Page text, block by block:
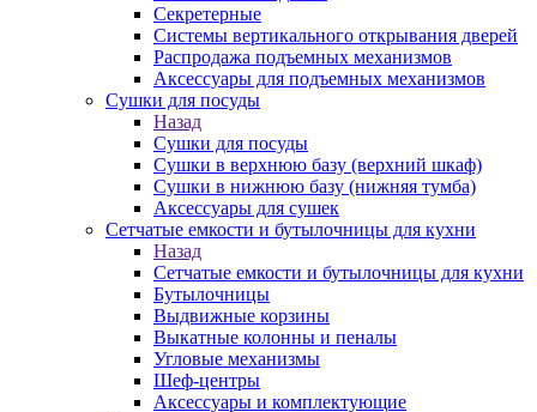
Секретерные
Системы вертикального открывания дверей
Распродажа подъемных механизмов
Аксессуары для подъемных механизмов
Сушки для посуды
Назад
Сушки для посуды
Сушки в верхнюю базу (верхний шкаф)
Сушки в нижнюю базу (нижняя тумба)
Аксессуары для сушек
Сетчатые емкости и бутылочницы для кухни
Назад
Сетчатые емкости и бутылочницы для кухни
Бутылочницы
Выдвижные корзины
Выкатные колонны и пеналы
Угловые механизмы
Шеф-центры
Аксессуары и комплектующие